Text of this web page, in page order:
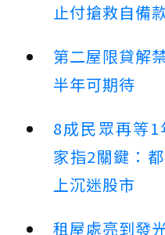
止付搶救自備
第二屋限貸解
半年可期待
8成民眾再等
家指2關鍵：
上沉迷股市
租屋處亮到發